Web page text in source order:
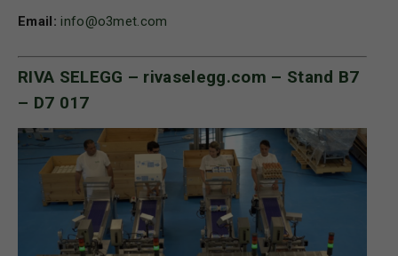
Email: info@o3met.com
RIVA SELEGG – rivaselegg.com – Stand B7
– D7 017